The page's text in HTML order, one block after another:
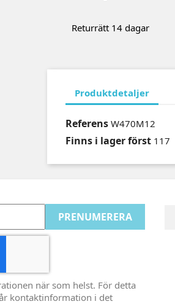
Returrätt 14 dagar
Produktdetaljer
Referens W470M12
Finns i lager först 117
när som helst. För detta
kontaktinformation i det